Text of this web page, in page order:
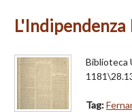
L'Indipendenza
Biblioteca
Tag: